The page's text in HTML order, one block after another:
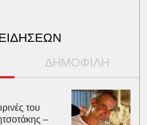
ΔΗΜΟΦΙΛΗ
του
–